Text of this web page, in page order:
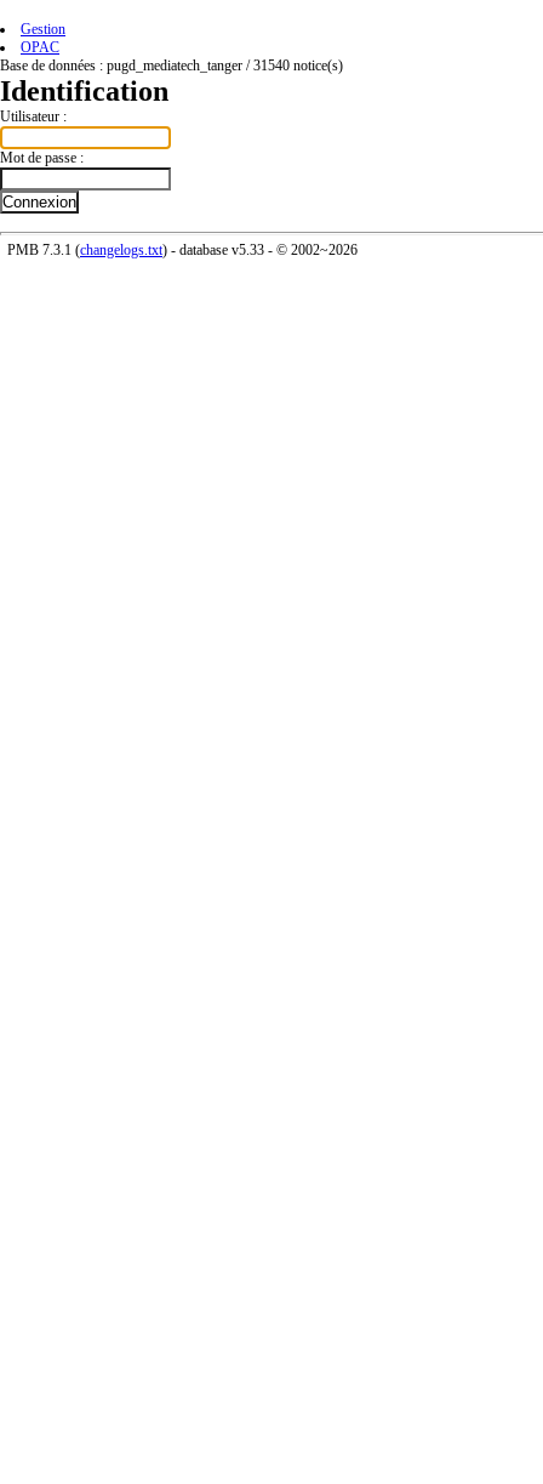
Gestion
OPAC
Base de données : pugd_mediatech_tanger /31540 notice(s)
Identification
Utilisateur :
Mot de passe :
PMB 7.3.1 (changelogs.txt) - database v5.33 - © 2002~2026